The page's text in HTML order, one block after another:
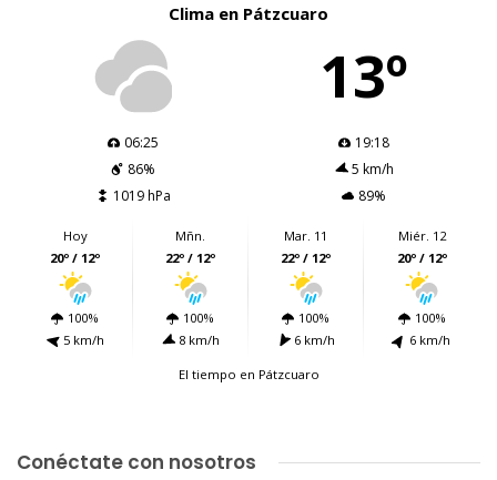
Clima en Pátzcuaro
13º
06:25
19:18
86%
5 km/h
1019 hPa
89%
Hoy
20º / 12º
100%
5 km/h
Mñn.
22º / 12º
100%
8 km/h
Mar. 11
22º / 12º
100%
6 km/h
Miér. 12
20º / 12º
100%
6 km/h
El tiempo en Pátzcuaro
Conéctate con nosotros